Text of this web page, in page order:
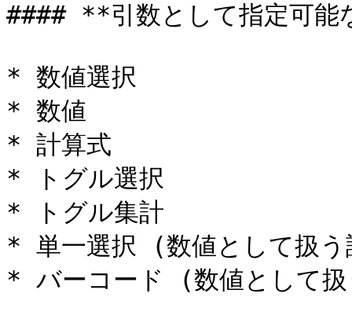
#### **引数として指定可能
* 数値選択
* 数値
* 計算式
* トグル選択
* トグル集計
* 単一選択 (数値として扱う
* バーコード (数値として扱